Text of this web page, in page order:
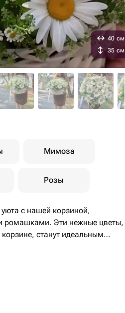
40 см
35 см
Мимоза
Розы
уюта с нашей корзиной,
ромашками. Эти нежные цветы,
станут идеальным